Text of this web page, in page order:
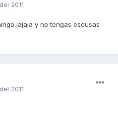
2011
jajaja y no tengas escusas
2011